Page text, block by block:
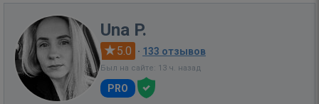
Una P.
5.0 · 133 отзывов
Был на сайте: 13 ч. назад
PRO